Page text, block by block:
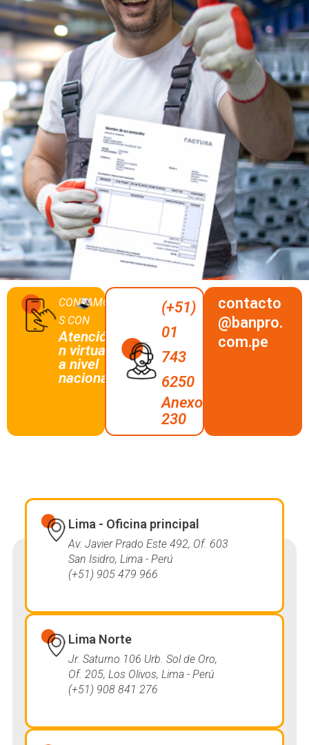
CONTAMO
S CON
Atenció
n virtual
a nivel
nacional
(+51)
01
743
6250
Anexo
230
contacto
@banpro.
com.pe
Lima - Oficina principal
Av. Javier Prado Este 492, Of. 603
San Isidro, Lima - Perú
(+51) 905 479 966
Lima Norte
Jr. Saturno 106 Urb. Sol de Oro,
Of. 205, Los Olivos, Lima - Perú
(+51) 908 841 276